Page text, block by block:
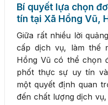
Bí quyết lựa chọn
tín tại Xã Hồng Vũ,
Giữa rất nhiều lời
cấp dịch vụ, làm thế
Hồng Vũ có thể chọn
phốt thực sự uy tín
một quyết định quan
đến chất lượng dịch